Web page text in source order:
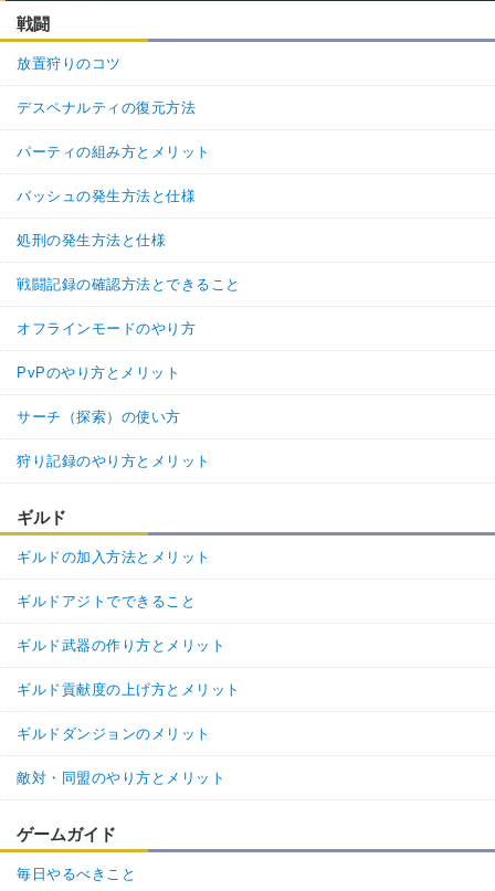
戦闘
放置狩りのコツ
デスペナルティの復元方法
パーティの組み方とメリット
バッシュの発生方法と仕様
処刑の発生方法と仕様
戦闘記録の確認方法とできること
オフラインモードのやり方
PvPのやり方とメリット
サーチ（探索）の使い方
狩り記録のやり方とメリット
ギルド
ギルドの加入方法とメリット
ギルドアジトでできること
ギルド武器の作り方とメリット
ギルド貢献度の上げ方とメリット
ギルドダンジョンのメリット
敵対・同盟のやり方とメリット
ゲームガイド
毎日やるべきこと